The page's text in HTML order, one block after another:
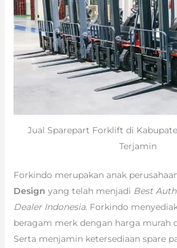
Jual Sparepart Forklift di
Terjamin
Forkindo merupakan anak
Design yang telah menjadi Best
Dealer Indonesia. Forkindo
beragam merk dengan harga murah
Serta menjamin ketersediaan spare